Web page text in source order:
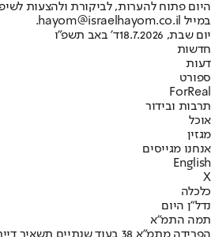
היום פתוח להערות, לביקורת ולהצעות
במייל hayom@israelhayom.co.il.
יום שבת, 18.7.2026
ד' באב תשפ"ו
חדשות
דעות
ספורט
ForReal
תרבות ובידור
אוכל
מגזין
אנחנו מגייסים
English
X
כלכלה
נדל"ן היום
תמה התמ"א